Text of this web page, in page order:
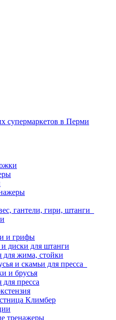
гантели, гири, штанги
и грифы
диски для штанги
для жима, стойки
и скамьи для пресса
и брусья
для пресса
Климбер
тренажеры